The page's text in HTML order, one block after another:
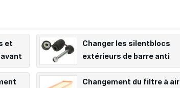
et
Changer les silentblocs
extérieurs de barre anti
roulis avant sur Clio 2
Changement du filtre à air